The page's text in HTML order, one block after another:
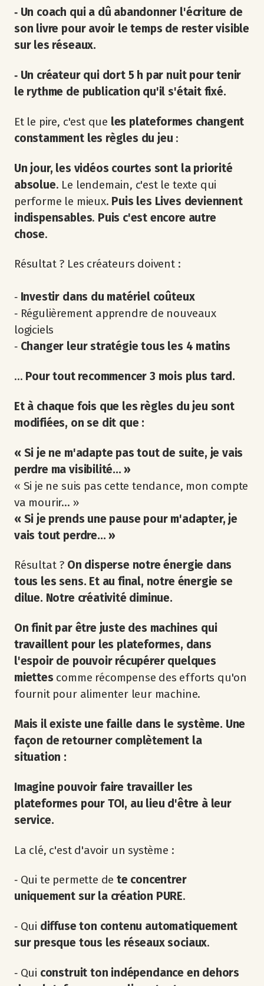
‐ Un coach qui a dû abandonner l'écriture de
son livre pour avoir le temps de rester visible
sur les réseaux.
‐ Un créateur qui dort 5 h par nuit pour tenir
le rythme de publication qu'il s'était fixé.
Et le pire, c'est que les plateformes changent
constamment les règles du jeu :
Un jour, les vidéos courtes sont la priorité
absolue. Le lendemain, c'est le texte qui
performe le mieux. Puis les Lives deviennent
indispensables. Puis c'est encore autre
chose.
Résultat ? Les créateurs doivent :
‐ Investir dans du matériel coûteux
‐ Régulièrement apprendre de nouveaux
logiciels
‐ Changer leur stratégie tous les 4 matins
... Pour tout recommencer 3 mois plus tard.
Et à chaque fois que les règles du jeu sont
modifiées, on se dit que :
« Si je ne m'adapte pas tout de suite, je vais
perdre ma visibilité... »
« Si je ne suis pas cette tendance, mon compte
va mourir... »
« Si je prends une pause pour m'adapter, je
vais tout perdre... »
Résultat ? On disperse notre énergie dans
tous les sens. Et au final, notre énergie se
dilue. Notre créativité diminue.
On finit par être juste des machines qui
travaillent pour les plateformes, dans
l'espoir de pouvoir récupérer quelques
miettes comme récompense des efforts qu'on
fournit pour alimenter leur machine.
Mais il existe une faille dans le système. Une
façon de retourner complètement la
situation :
Imagine pouvoir faire travailler les
plateformes pour TOI, au lieu d'être à leur
service.
La clé, c'est d'avoir un système :
‐ Qui te permette dete concentrer
uniquement sur la création PURE.
‐ Qui diffuse ton contenu automatiquement
sur presque tous les réseaux sociaux.
‐ Qui construit ton indépendance en dehors